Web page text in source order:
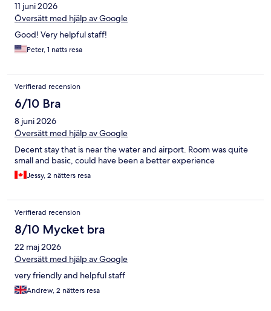
11 juni 2026
Översätt med hjälp av Google
Good! Very helpful staff!
Peter, 1 natts resa
Verifierad recension
6/10 Bra
8 juni 2026
Översätt med hjälp av Google
Decent stay that is near the water and airport. Room was quite
small and basic, could have been a better experience
Jessy, 2 nätters resa
Verifierad recension
8/10 Mycket bra
22 maj 2026
Översätt med hjälp av Google
very friendly and helpful staff
Andrew, 2 nätters resa